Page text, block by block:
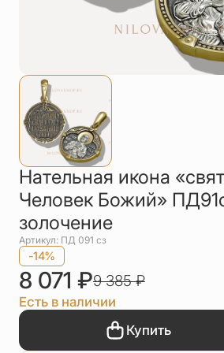
Цепи
шею
Другое
Нательная икона
Человек Божий»
золочение
Артикул: ПД 091 сз
-14%
8 071 ₽9 385₽
Есть в наличии
Купить